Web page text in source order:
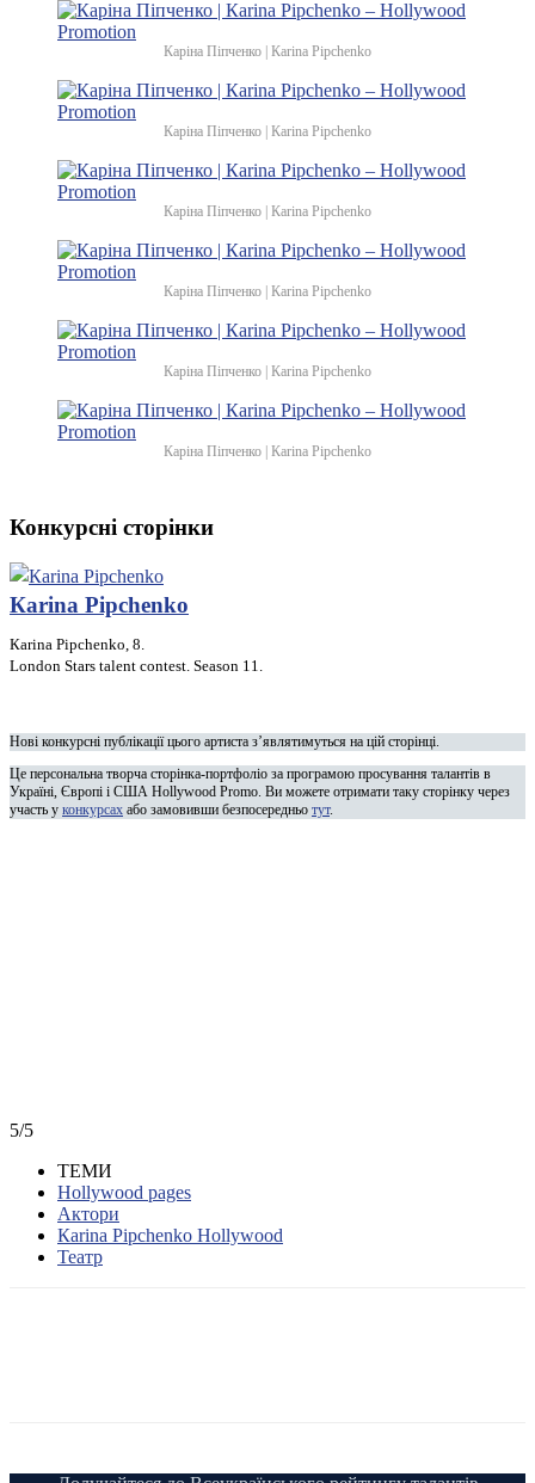
Каріна Піпченко | Каrina Pipchenko
Каріна Піпченко | Каrina Pipchenko
Каріна Піпченко | Каrina Pipchenko
Каріна Піпченко | Каrina Pipchenko
Каріна Піпченко | Каrina Pipchenko
Каріна Піпченко | Каrina Pipchenko
Конкурсні сторінки
Каrina Pipchenko
Каrina Pipchenko, 8.
London Stars talent contest. Season 11.
Нові конкурсні публікації цього артиста з’являтимуться на цій сторінці.
Це персональна творча сторінка-портфоліо за програмою просування талантів в
Україні, Європі і США Hollywood Promo. Ви можете отримати таку сторінку через
участь у конкурсах або замовивши безпосередньо тут.
5/5
ТЕМИ
Hollywood pages
Актори
Каrina Pipchenko Hollywood
Театр